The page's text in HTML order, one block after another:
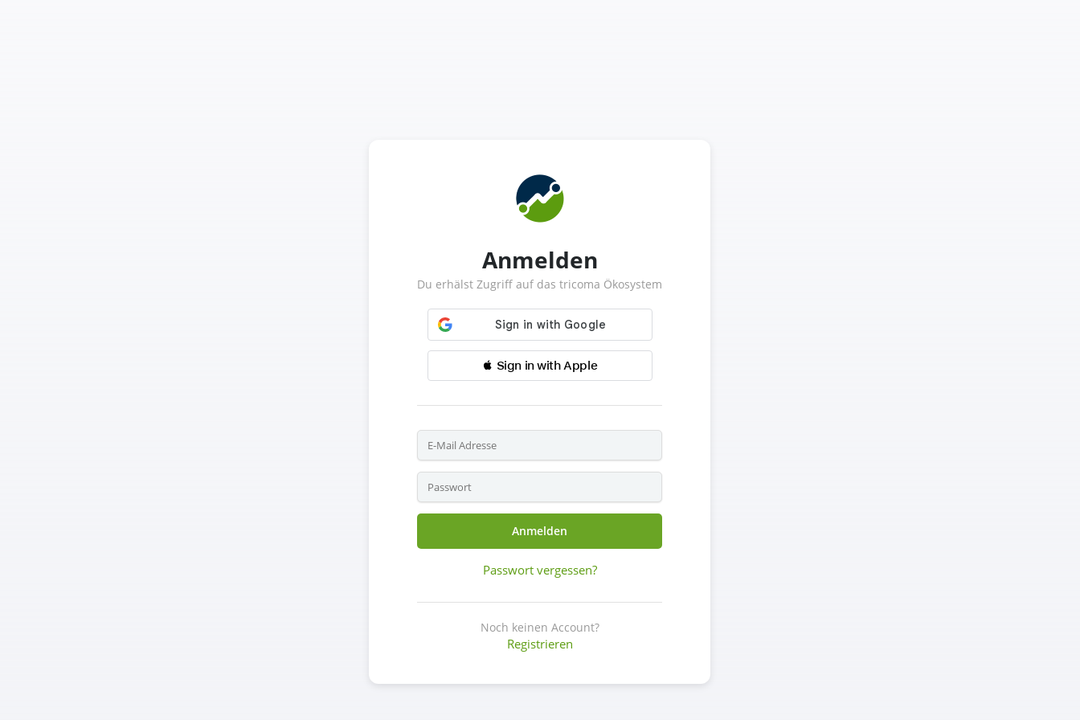
Anmelden
Du erhälst Zugriff auf das tricoma Ökosystem
 Sign in with Apple
Anmelden
Passwort vergessen?
Noch keinen Account?
Registrieren